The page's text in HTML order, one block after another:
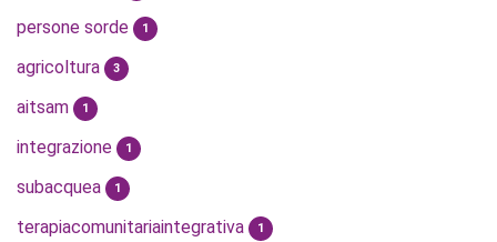
persone sorde 1
agricoltura 3
aitsam 1
integrazione 1
subacquea 1
terapiacomunitariaintegrativa 1